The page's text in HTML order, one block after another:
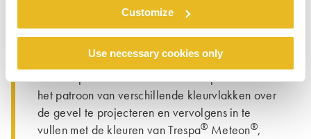
Customize
Use necessary cookies only
‘verpixelen’ van beelden voor een
eindexamenproject, zag de Woonbootarchitect
tulpen. Het leverde een fascinerend patroon op,
een die je niet zomaar kunt ontwerpen. Door
het patroon van verschillende kleurvlakken over
de gevel te projecteren en vervolgens in te
vullen met de kleuren van Trespa® Meteon®,